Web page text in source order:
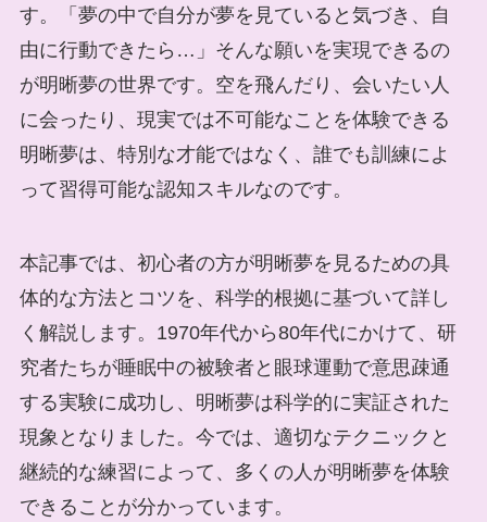
す。「夢の中で自分が夢を見ていると気づき、自
由に行動できたら…」そんな願いを実現できるの
が明晰夢の世界です。空を飛んだり、会いたい人
に会ったり、現実では不可能なことを体験できる
明晰夢は、特別な才能ではなく、誰でも訓練によ
って習得可能な認知スキルなのです。
本記事では、初心者の方が明晰夢を見るための具
体的な方法とコツを、科学的根拠に基づいて詳し
く解説します。1970年代から80年代にかけて、研
究者たちが睡眠中の被験者と眼球運動で意思疎通
する実験に成功し、明晰夢は科学的に実証された
現象となりました。今では、適切なテクニックと
継続的な練習によって、多くの人が明晰夢を体験
できることが分かっています。